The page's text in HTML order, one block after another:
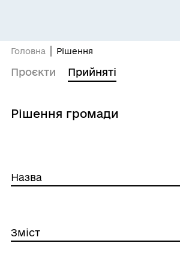
Головна Рішення
Проєкти Прийняті
Рішення громади
Назва
Зміст